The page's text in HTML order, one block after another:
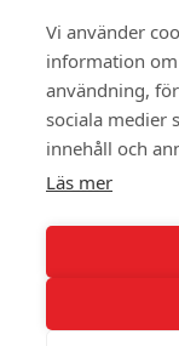
Vi använder
information
användning,
sociala medier
innehåll och
Läs mer
Instagram
LinkedIn
Twitter
Få veckans
artiklar på